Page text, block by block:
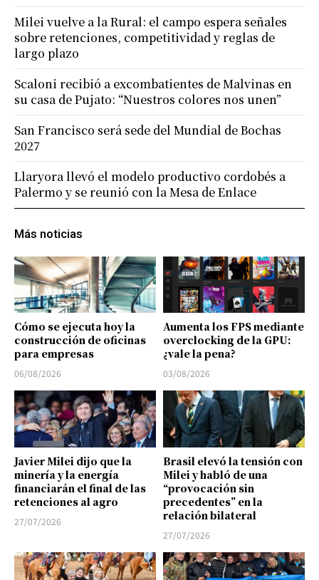
Más noticias
Cómo se ejecuta hoy la
construcción de oficinas
para empresas
06/08/2026
Aumenta los FPS mediante
overclocking de la GPU:
¿vale la pena?
03/08/2026
Javier Milei dijo que la
minería y la energía
financiarán el final de las
retenciones al agro
27/07/2026
Brasil elevó la tensión con
Milei y habló de una
“provocación sin
precedentes” en la
relación bilateral
27/07/2026
Milei vuelve a la Rural: el campo espera señales
sobre retenciones, competitividad y reglas de
largo plazo
Scaloni recibió a excombatientes de Malvinas en
su casa de Pujato: “Nuestros colores nos unen”
San Francisco será sede del Mundial de Bochas
2027
Llaryora llevó el modelo productivo cordobés a
Palermo y se reunió con la Mesa de Enlace